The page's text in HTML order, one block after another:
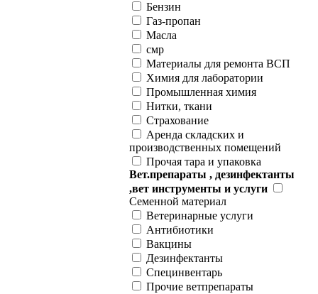
Бензин
Газ-пропан
Масла
смр
Материалы для ремонта ВСП
Химия для лаборатории
Промышленная химия
Нитки, ткани
Страхование
Аренда складских и
производственных помещений
Прочая тара и упаковка
Вет.препараты , дезинфектанты
,вет инструменты и услуги
Семенной материал
Ветеринарные услуги
Антибиотики
Вакцины
Дезинфектанты
Специнвентарь
Прочие ветпрепараты